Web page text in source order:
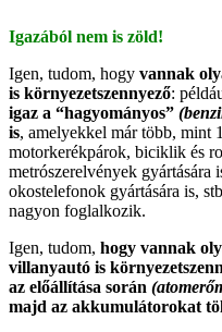
Igazából nem is zöld!
Igen, tudom, hogy vannak
is környezetszennyező:
igaz a “hagyományos”
is, amelyekkel már több, mint
motorkerékpárok, biciklik és
metrószerelvények
okostelefonok gyártására is,
nagyon foglalkozik.
Igen, tudom, hogy vannak
villanyautó is
az előállítása során
majd az akkumulátorokat